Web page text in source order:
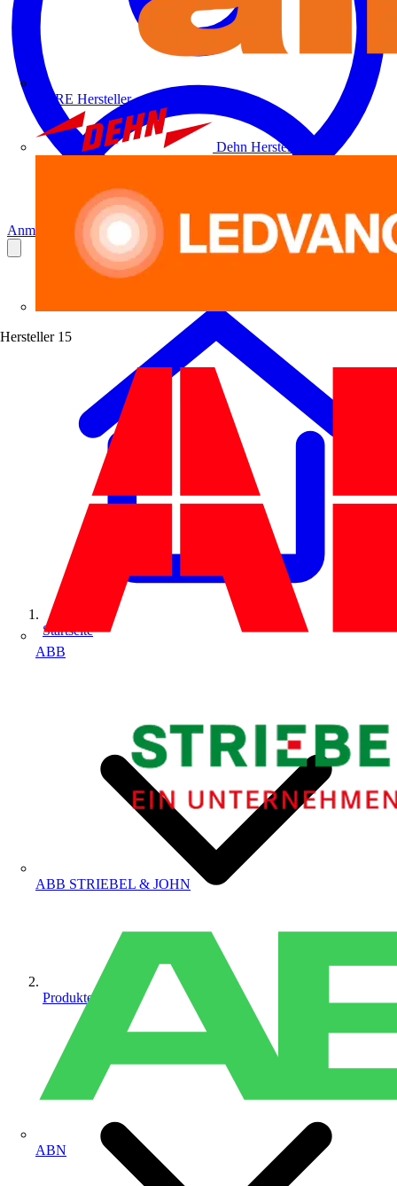
ALRE Hersteller
Dehn Hersteller
Hersteller 15
ABB
ABB STRIEBEL & JOHN
ABN
Anmelden Registrierung
Startseite
Produkte